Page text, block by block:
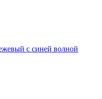
с синей волной